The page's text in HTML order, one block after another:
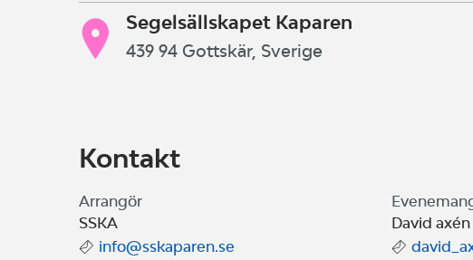
Segelsällskapet Kaparen
439 94 Gottskär, Sverige
Kontakt
Arrangör
SSKA
info@sskaparen.se
David axén